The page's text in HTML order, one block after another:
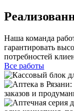
Наша команда
гарантировать
потребностей
Все работы